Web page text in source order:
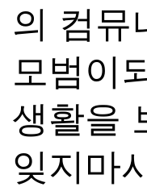
의 컴뮤
모범이
생활을
잊지마